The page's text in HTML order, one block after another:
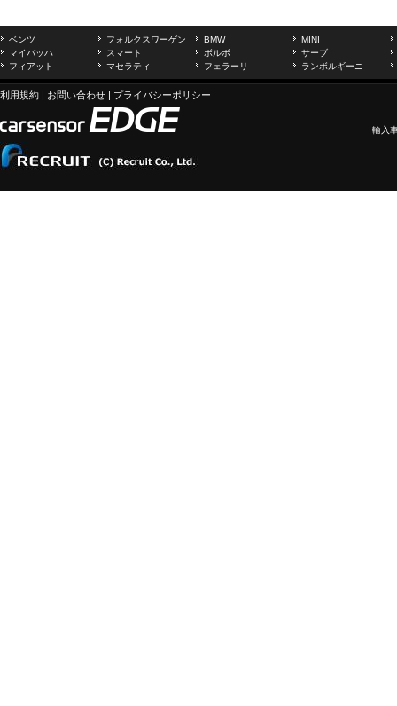
ベンツ フォルクスワーゲン BMW
MINI
マイバッハ
スマート ボルボ
サーブ
フィアット
マセラティ フェラーリ ランボルギーニ
利用規約 | お問い合わせ | プライバシーポリシー
輸入